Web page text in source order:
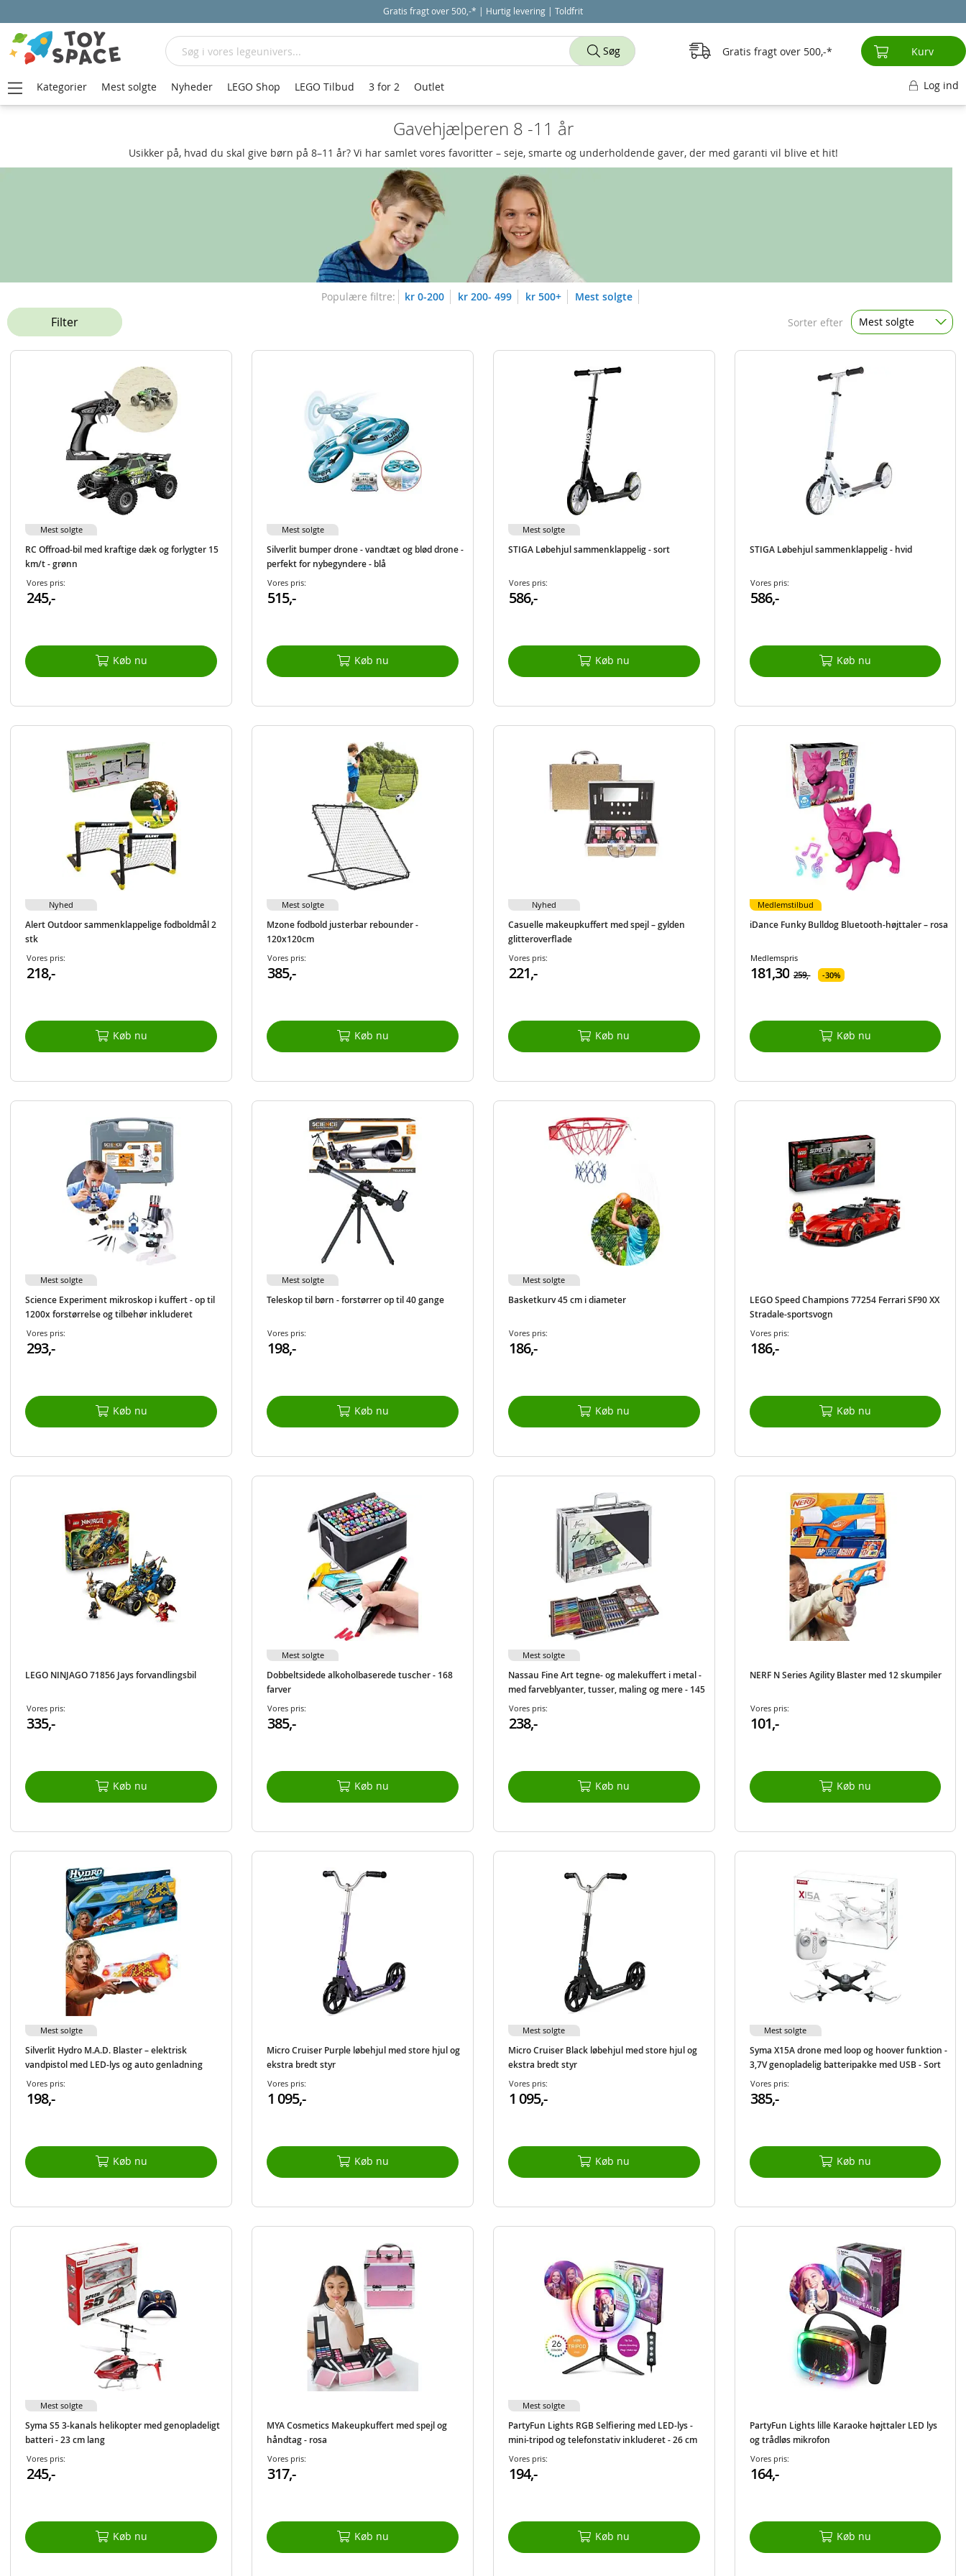
Gratis fragt over 500,-* | Hurtig levering | Toldfrit
Hjem Gavehjælperen Gavehjælperen 8 -11 år
Gavehjælperen 8 -11 år
Usikker på, hvad du skal give børn på 8–11 år? Vi har samlet vores favoritter – seje, smarte og underholdende gaver, der med garanti vil blive et hit!
Populære filtre: kr 0-200 kr 200- 499 kr 500+ Mest solgte
Filter Sorter efter Mest solgte
RC Offroad-bil med kraftige dæk og forlygter 15
km/t - grønn
Vores pris:
245,-
Køb nu
Mest solgte
Silverlit bumper drone - vandtæt og blød drone -
perfekt for nybegyndere - blå
Vores pris:
515,-
Køb nu
Mest solgte
STIGA Løbehjul sammenklappelig - sort
Vores pris:
586,-
Køb nu
Mest solgte
STIGA Løbehjul sammenklappelig - hvid
Vores pris:
586,-
Køb nu
Alert Outdoor sammenklappelige fodboldmål 2
stk
Vores pris:
218,-
Køb nu
Nyhed
Mzone fodbold justerbar rebounder -
120x120cm
Vores pris:
385,-
Køb nu
Mest solgte
Casuelle makeupkuffert med spejl – gylden
glitteroverflade
Vores pris:
221,-
Køb nu
Nyhed
iDance Funky Bulldog Bluetooth-højttaler – rosa
Medlemspris
181,30 259,- 30%
Køb nu
Medlemstilbud
Science Experiment mikroskop i kuffert - op til
1200x forstørrelse og tilbehør inkluderet
Vores pris:
293,-
Køb nu
Mest solgte
Teleskop til børn - forstørrer op til 40 gange
Vores pris:
198,-
Køb nu
Mest solgte
Basketkurv 45 cm i diameter
Vores pris:
186,-
Køb nu
Mest solgte
LEGO Speed Champions 77254 Ferrari SF90 XX
Stradale-sportsvogn
Vores pris:
186,-
Køb nu
LEGO NINJAGO 71856 Jays forvandlingsbil
Vores pris:
335,-
Køb nu
Dobbeltsidede alkoholbaserede tuscher - 168
farver
Vores pris:
385,-
Køb nu
Mest solgte
Nassau Fine Art tegne- og malekuffert i metal -
med farveblyanter, tusser, maling og mere - 145
dele
Vores pris:
238,-
Køb nu
Mest solgte
NERF N Series Agility Blaster med 12 skumpiler
Vores pris:
101,-
Køb nu
Silverlit Hydro M.A.D. Blaster – elektrisk
vandpistol med LED-lys og auto genladning
Vores pris:
198,-
Køb nu
Mest solgte
Micro Cruiser Purple løbehjul med store hjul og
ekstra bredt styr
Vores pris:
1 095,-
Køb nu
Micro Cruiser Black løbehjul med store hjul og
ekstra bredt styr
Vores pris:
1 095,-
Køb nu
Mest solgte
Syma X15A drone med loop og hoover funktion -
3,7V genopladelig batteripakke med USB - Sort
Vores pris:
385,-
Køb nu
Mest solgte
Syma S5 3-kanals helikopter med genopladeligt
batteri - 23 cm lang
Vores pris:
245,-
Køb nu
Mest solgte
MYA Cosmetics Makeupkuffert med spejl og
håndtag - rosa
Vores pris:
317,-
Køb nu
PartyFun Lights RGB Selfiering med LED-lys -
mini-tripod og telefonstativ inkluderet - 26 cm
Vores pris:
194,-
Køb nu
Mest solgte
PartyFun Lights lille Karaoke højttaler LED lys
og trådløs mikrofon
Vores pris:
164,-
Køb nu
Søg
Søg Gratis fragt over 500,- Kurv
Kategorier Mest solgte Nyheder LEGO Shop LEGO Tilbud 3 for 2 Outlet Log ind